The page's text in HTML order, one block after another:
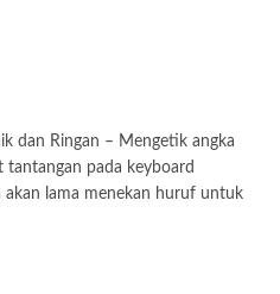
dan Ringan – Mengetik angka
tantangan pada keyboard
akan lama menekan huruf untuk